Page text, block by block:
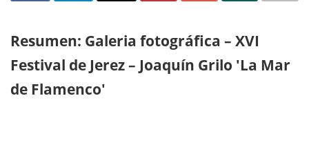
Resumen: Galeria fotográfica – XVI
Festival de Jerez – Joaquín Grilo 'La Mar
de Flamenco'